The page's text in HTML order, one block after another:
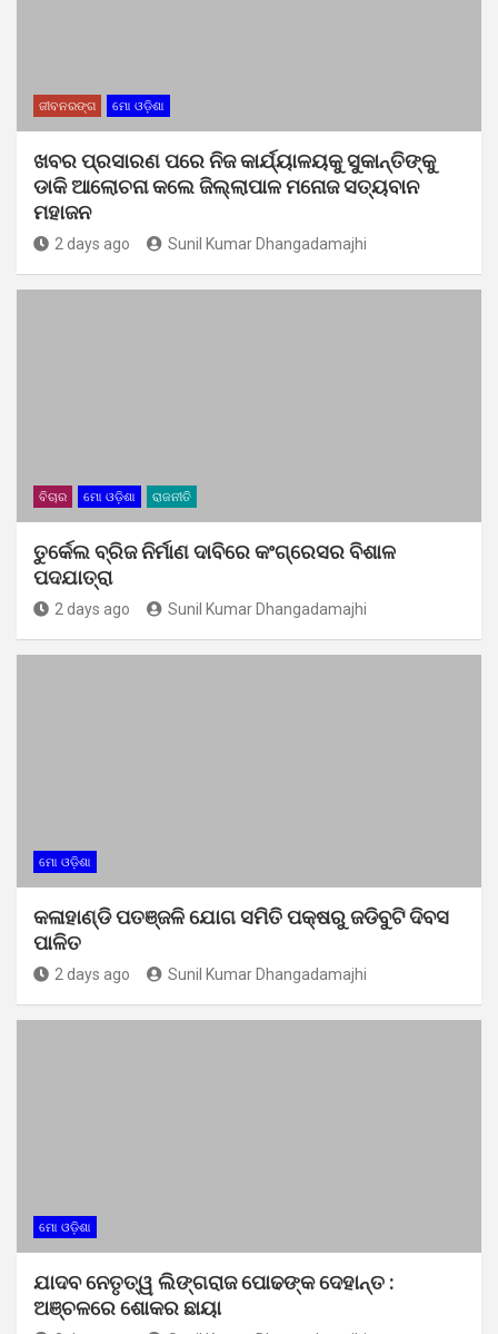
ଜୀବନରଙ୍ଗ ମୋ ଓଡ଼ିଶା
ଖବର ପ୍ରସାରଣ ପରେ ନିଜ କାର୍ଯ୍ୟାଳୟକୁ ସୁକାନ୍ତିଙ୍କୁ
ଡାକି ଆଲୋଚନା କଲେ ଜିଲ୍ଲାପାଳ ମନୋଜ ସତ୍ୟବାନ
ମହାଜନ
2 days ago Sunil Kumar Dhangadamajhi
ବିଚାର ମୋ ଓଡ଼ିଶା ରାଜନୀତି
ତୁର୍କେଲ ବ୍ରିଜ ନିର୍ମାଣ ଦାବିରେ କଂଗ୍ରେସର ବିଶାଳ
ପଦଯାତ୍ରା
2 days ago Sunil Kumar Dhangadamajhi
ମୋ ଓଡ଼ିଶା
କଳାହାଣ୍ଡି ପତଞ୍ଜଳି ଯୋଗ ସମିତି ପକ୍ଷରୁ ଜଡିବୁଟି ଦିବସ
ପାଳିତ
2 days ago Sunil Kumar Dhangadamajhi
ମୋ ଓଡ଼ିଶା
ଯାଦବ ନେତୃତ୍ୱ ଲିଙ୍ଗରାଜ ପୋଢଙ୍କ ଦେହାନ୍ତ :
ଅଞ୍ଚଳରେ ଶୋକର ଛାୟା